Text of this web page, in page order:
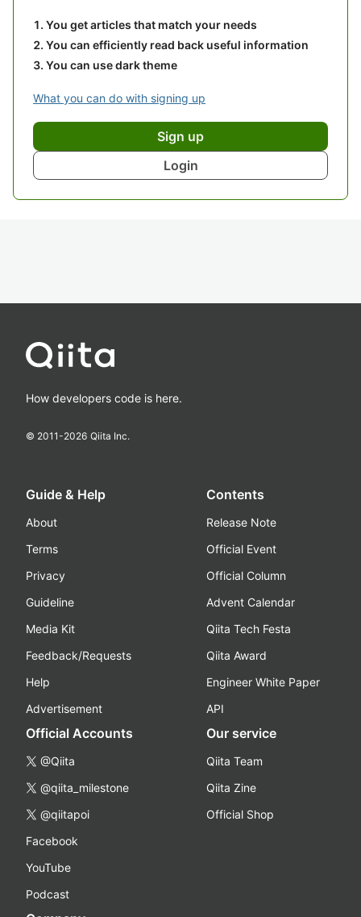
You get articles that match your needs
You can efficiently read back useful information
You can use dark theme
What you can do with signing up
Sign up
Login
How developers code is here.
© 2011-2026 Qiita Inc.
Guide & Help
About
Terms
Privacy
Guideline
Media Kit
Feedback/Requests
Help
Advertisement
Contents
Release Note
Official Event
Official Column
Advent Calendar
Qiita Tech Festa
Qiita Award
Engineer White Paper
API
Official Accounts
@Qiita
@qiita_milestone
@qiitapoi
Facebook
YouTube
Podcast
Our service
Qiita Team
Qiita Zine
Official Shop